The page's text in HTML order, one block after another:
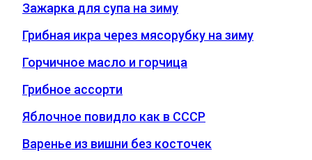
Зажарка для супа на зиму
Грибная икра через мясорубку на зиму
Горчичное масло и горчица
Грибное ассорти
Яблочное повидло как в СССР
Варенье из вишни без косточек